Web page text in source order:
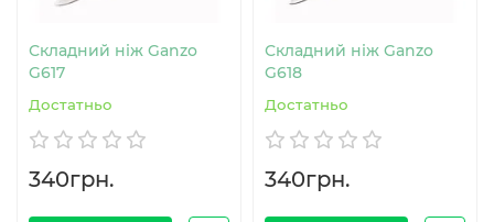
Складний ніж Ganzo
G617
Достатньо
340грн.
Складний ніж Ganzo
G618
Достатньо
340грн.